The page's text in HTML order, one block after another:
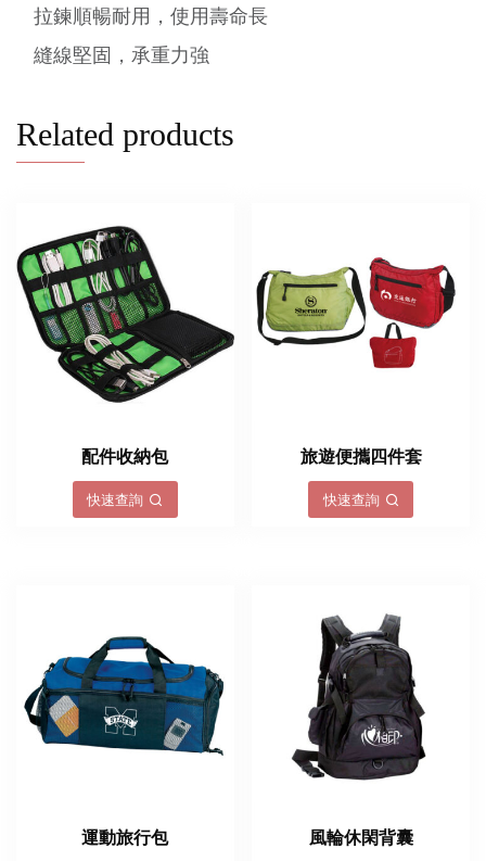
拉鍊順暢耐用，使用壽命長
縫線堅固，承重力強
Related products
配件收納包
快速查詢
旅遊便攜四件套
快速查詢
運動旅行包 風輪休閑背囊